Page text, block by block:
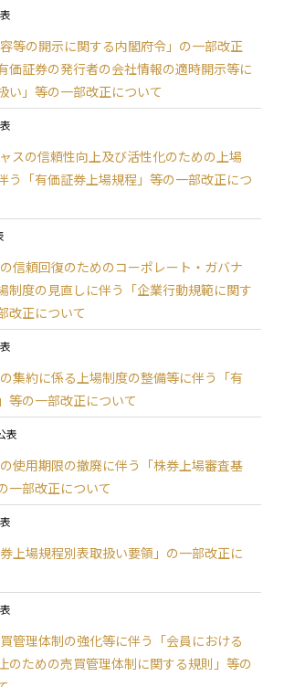
容等の開示に関する内閣府令」の一部改正
価証券の発行者の会社情報の適時開示等に
い」等の一部改正について
スの信頼性向上及び活性化のための上場
う「有価証券上場規程」等の一部改正につ
信頼回復のためのコーポレート・ガバナ
制度の見直しに伴う「企業行動規範に関す
改正について
集約に係る上場制度の整備等に伴う「有
等の一部改正について
使用期限の撤廃に伴う「株券上場審査基
一部改正について
券上場規程別表取扱い要領」の一部改正に
管理体制の強化等に伴う「会員における
のための売買管理体制に関する規則」等の